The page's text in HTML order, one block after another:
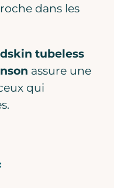
dans les
tubeless
assure une
qui